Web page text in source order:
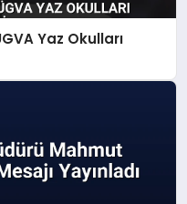
Yaz Okulları